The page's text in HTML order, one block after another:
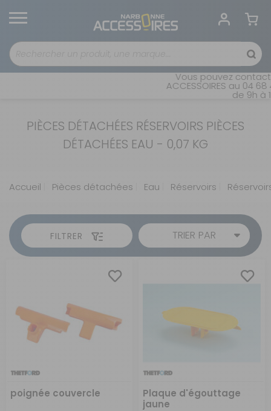
Vous pouvez
ACCESSOIRES au 04
de 9h à
PIÈCES DÉTACHÉES RÉSERVOIRS PIÈCES
DÉTACHÉES EAU - 0,07 KG
Accueil Pièces détachées Eau Réservoirs
FILTRER TRIER PAR
poignée couvercle
Plaque d'égouttage
jaune